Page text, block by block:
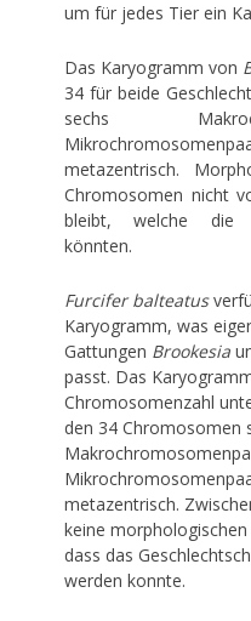
um für jedes Tier ein
Das Karyogramm von
34 für beide
sechs
metazentrisch.
Chromosomen nicht
bleibt, welche die
könnten.
Furcifer balteatus
Karyogramm, was
Gattungen Brookesia
passt. Das
Chromosomenzahl
den 34 Chromosomen
metazentrisch.
keine
dass das
werden konnte.